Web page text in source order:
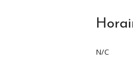
N/C